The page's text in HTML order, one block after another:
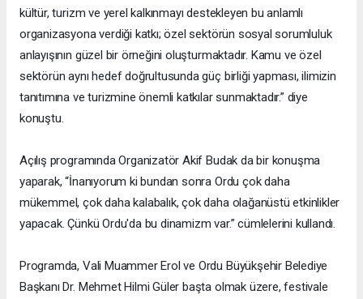
kültür, turizm ve yerel kalkınmayı destekleyen bu anlamlı
organizasyona verdiği katkı; özel sektörün sosyal sorumluluk
anlayışının güzel bir örneğini oluşturmaktadır. Kamu ve özel
sektörün aynı hedef doğrultusunda güç birliği yapması, ilimizin
tanıtımına ve turizmine önemli katkılar sunmaktadır.” diye
konuştu.
Açılış programında Organizatör Akif Budak da bir konuşma
yaparak, “İnanıyorum ki bundan sonra Ordu çok daha
mükemmel, çok daha kalabalık, çok daha olağanüstü etkinlikler
yapacak. Çünkü Ordu'da bu dinamizm var.” cümlelerini kullandı.
Programda, Vali Muammer Erol ve Ordu Büyükşehir Belediye
Başkanı Dr. Mehmet Hilmi Güler başta olmak üzere, festivale